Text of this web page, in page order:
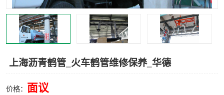
上海沥青鹤管_火车鹤管维修保养_华德
价格： 面议
底部鹤管 低温鹤管
浮动出油装置 鹤管